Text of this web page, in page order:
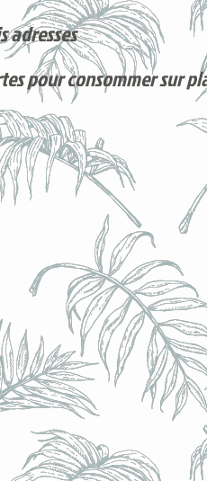
adresses
pour consommer sur